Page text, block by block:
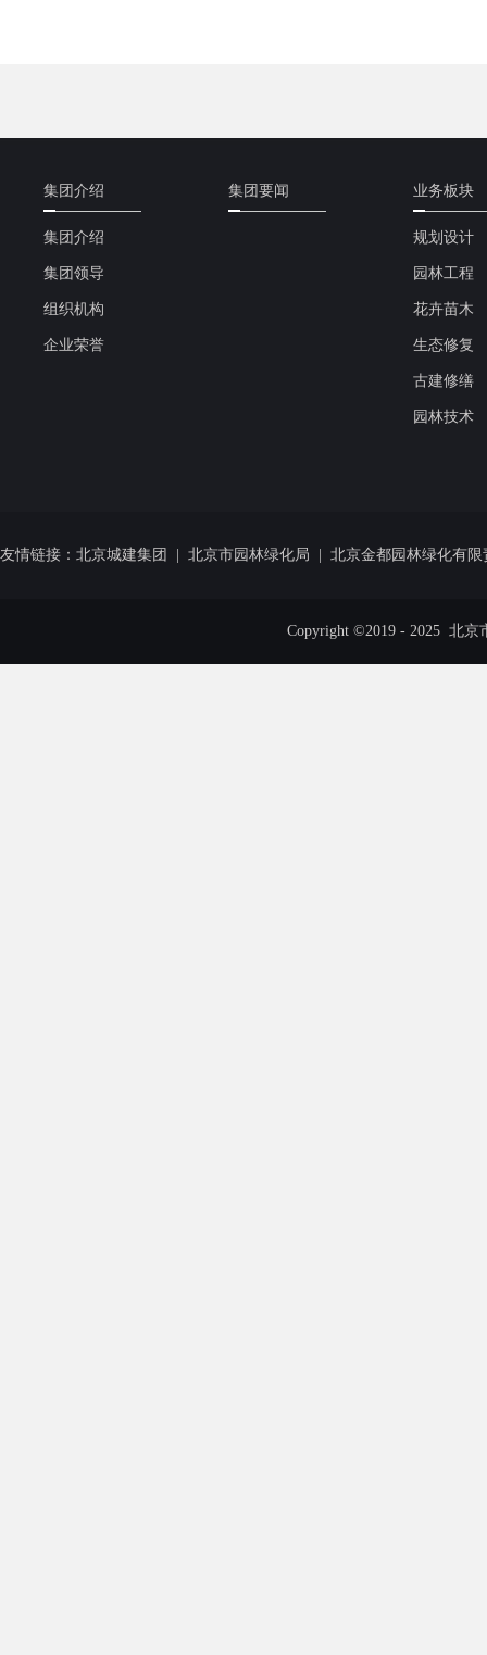
集团介绍
集团介绍
集团领导
组织机构
企业荣誉
集团要闻 业务板块
规划设计
园林工程
花卉苗木
生态修复
古建修缮
园林技术
友情链接： 北京城建集团 北京市园林绿化局 北京金都园林绿化有限
Copyright ©2019 - 2025 北京